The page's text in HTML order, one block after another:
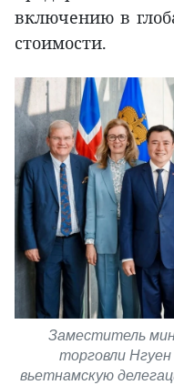
включению в
стоимости.
Заместитель
торговли
вьетнамскую